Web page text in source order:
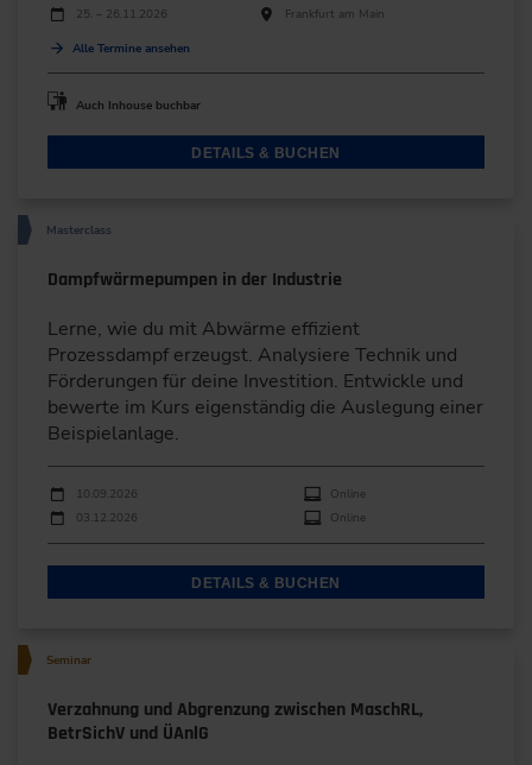
25. – 26.11.2026
Frankfurt am Main
Alle Termine ansehen
Auch Inhouse buchbar
DETAILS & BUCHEN
Masterclass
Dampfwärmepumpen in der Industrie
Lerne, wie du mit Abwärme effizient
Prozessdampf erzeugst. Analysiere Technik und
Förderungen für deine Investition. Entwickle und
bewerte im Kurs eigenständig die Auslegung einer
Beispielanlage.
Durchführungen
Veranstaltungsdatum
10.09.2026
Online
03.12.2026
Online
DETAILS & BUCHEN
Seminar
Verzahnung und Abgrenzung zwischen MaschRL,
BetrSichV und ÜAnlG